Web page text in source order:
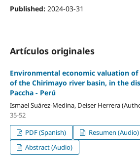
Published: 2024-03-31
Artículos originales
Environmental economic valuation
of the Chirimayo river basin, in the
Paccha - Perú
Ismael Suárez-Medina, Deiser Herrera
35-52
PDF (Spanish)
Resumen
Abstract (Audio)